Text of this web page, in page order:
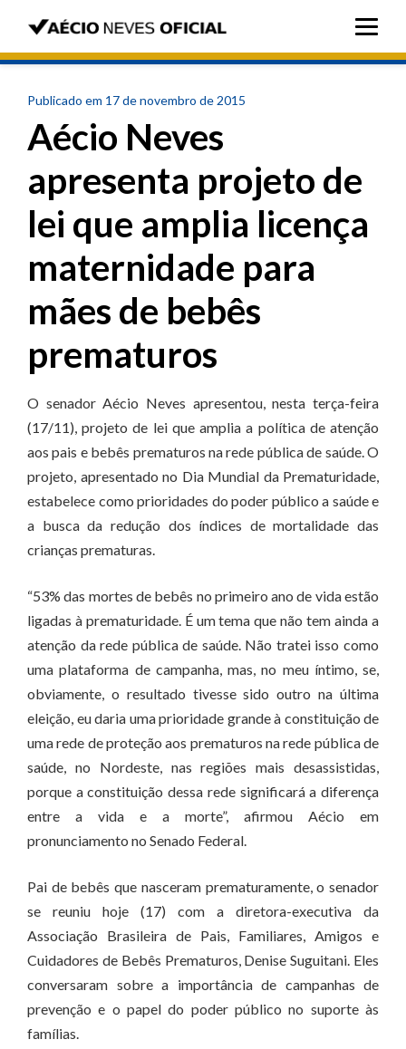
Publicado em 17 de novembro de 2015
Aécio Neves
apresenta projeto de
lei que amplia licença
maternidade para
mães de bebês
prematuros
O senador Aécio Neves apresentou, nesta terça-feira
(17/11), projeto de lei que amplia a política de atenção
aos pais e bebês prematuros na rede pública de saúde. O
projeto, apresentado no Dia Mundial da Prematuridade,
estabelece como prioridades do poder público a saúde e
a busca da redução dos índices de mortalidade das
crianças prematuras.
“53% das mortes de bebês no primeiro ano de vida estão
ligadas à prematuridade. É um tema que não tem ainda a
atenção da rede pública de saúde. Não tratei isso como
uma plataforma de campanha, mas, no meu íntimo, se,
obviamente, o resultado tivesse sido outro na última
eleição, eu daria uma prioridade grande à constituição de
uma rede de proteção aos prematuros na rede pública de
saúde, no Nordeste, nas regiões mais desassistidas,
porque a constituição dessa rede significará a diferença
entre a vida e a morte”, afirmou Aécio em
pronunciamento no Senado Federal.
Pai de bebês que nasceram prematuramente, o senador
se reuniu hoje (17) com a diretora-executiva da
Associação Brasileira de Pais, Familiares, Amigos e
Cuidadores de Bebês Prematuros, Denise Suguitani. Eles
conversaram sobre a importância de campanhas de
prevenção e o papel do poder público no suporte às
famílias.